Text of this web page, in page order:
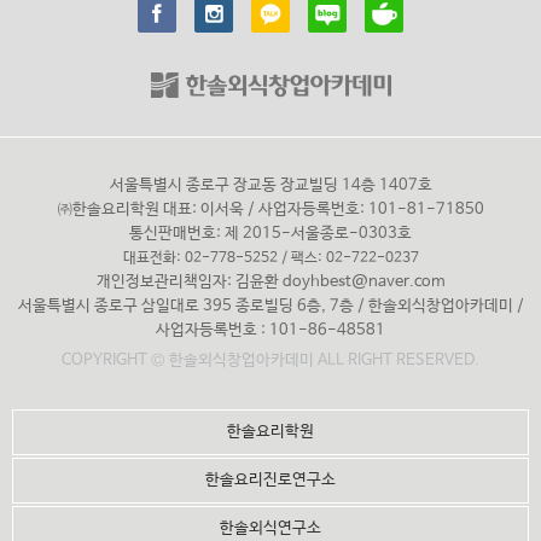
서울특별시 종로구 장교동 장교빌딩 14층 1407호
㈜한솔요리학원 대표: 이서욱 / 사업자등록번호: 101-81-71850
통신판매번호: 제 2015-서울종로-0303호
대표전화: 02-778-5252 / 팩스: 02-722-0237
개인정보관리책임자: 김윤환 doyhbest@naver.com
서울특별시 종로구 삼일대로 395 종로빌딩 6층, 7층 / 한솔외식창업아카데미 /
사업자등록번호 : 101-86-48581
COPYRIGHT © 한솔외식창업아카데미 ALL RIGHT RESERVED.
한솔요리학원
한솔요리진로연구소
한솔외식연구소